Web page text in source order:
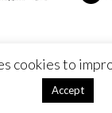
cookies to
Accept